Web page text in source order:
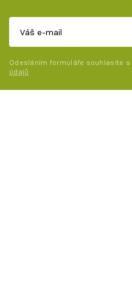
Odesláním formuláře souhlasíte s
údajů